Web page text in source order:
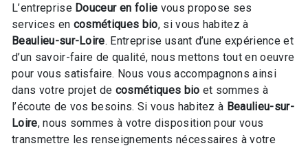
L’entreprise Douceur en folie vous propose ses
services en cosmétiques bio, si vous habitez à
Beaulieu-sur-Loire. Entreprise usant d’une expérience et
d’un savoir-faire de qualité, nous mettons tout en oeuvre
pour vous satisfaire. Nous vous accompagnons ainsi
dans votre projet de cosmétiques bio et sommes à
l’écoute de vos besoins. Si vous habitez à Beaulieu-sur-
Loire, nous sommes à votre disposition pour vous
transmettre les renseignements nécessaires à votre